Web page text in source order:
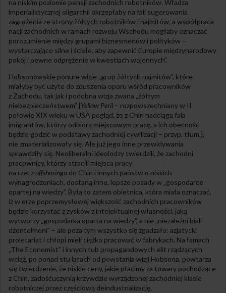
na niskim poziomie pensji zachodnich robotników. Władza
imperialistycznej oligarchii okrzepłaby na fali sugerowania
zagrożenia ze strony żółtych robotników i najmitów, a współpraca
nacji zachodnich w ramach rozwoju Wschodu mogłaby oznaczać
porozumienie między grupami biznesmenów i polityków –
wystarczająco silne i ścisłe, aby zapewnić Europie międzynarodowy
pokój i pewne odprężenie w kwestiach wojennych”.
Hobsonowskie ponure wizje „grup żółtych najmitów”, które
miałyby być użyte do zduszenia oporu wśród pracowników
z Zachodu, tak jak i podobna wizja zwana „żółtym
niebezpieczeństwem” [Yellow Peril – rozpowszechniany w II
połowie XIX wieku w USA pogląd, że z Chin nadciąga fala
imigrantów, którzy odbiorą miejscowym pracę, a ich obecność
będzie godzić w podstawy zachodniej cywilizacji – przyp. tłum.],
nie zmaterializowały się. Ale już jego inne przewidywania
sprawdziły się. Neoliberalni ideolodzy twierdzili, że zachodni
pracownicy, którzy stracili miejsca pracy
na rzeczoffshoringu do Chin i innych państw o niskich
wynagrodzeniach, dostaną inne, lepsze posady w „gospodarce
opartej na wiedzy”. Była to zatem obietnica, która miała oznaczać,
iż w erze poprzemysłowej większość zachodnich pracowników
będzie korzystać z zysków z intelektualnej własności, jaką
wytworzy „gospodarka oparta na wiedzy”, a nie „niezależni biali
dżentelmeni” – ale poza tym wszystko się zgadzało: azjatycki
proletariat i chłopi mieli ciężko pracować w fabrykach. Na łamach
„The Economist” i innych tub propagandowych elit rządzących
wciąż, po ponad stu latach od powstania wizji Hobsona, powtarza
się twierdzenie, że niskie ceny, jakie płacimy za towary pochodzące
z Chin, zadośćuczynią krzywdzie wyrządzonej zachodniej klasie
robotniczej przez częściową deindustrializację.